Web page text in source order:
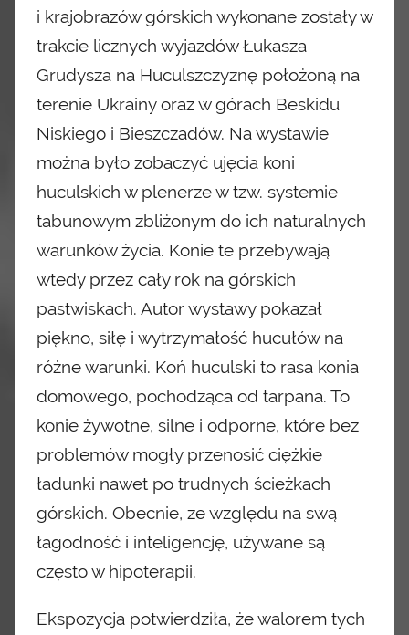
i krajobrazów górskich wykonane zostały w
trakcie licznych wyjazdów Łukasza
Grudysza na Huculszczyznę położoną na
terenie Ukrainy orazw górach Beskidu
Niskiego i Bieszczadów. Na wystawie
można było zobaczyć ujęcia koni
huculskich w plenerze w tzw. systemie
tabunowym zbliżonym do ich naturalnych
warunków życia. Konie te przebywają
wtedy przez cały rok na górskich
pastwiskach. Autor wystawy pokazał
piękno, siłę i wytrzymałość hucułów na
różne warunki. Koń huculski to rasa konia
domowego, pochodząca od tarpana. To
konie żywotne, silne i odporne, które bez
problemów mogły przenosić ciężkie
ładunki nawet po trudnych ścieżkach
górskich. Obecnie, ze względu na swą
łagodność i inteligencję, używane są
często w hipoterapii.
Ekspozycja potwierdziła, że walorem tych